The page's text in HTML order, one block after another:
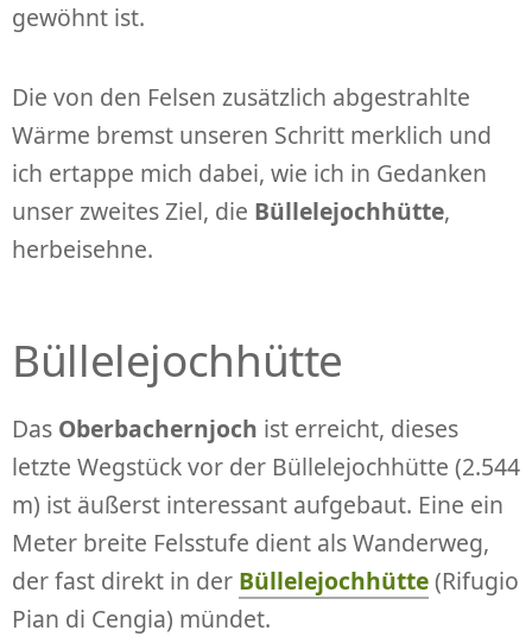
gewöhnt ist.
Die von den Felsen zusätzlich abgestrahlte
Wärme bremst unseren Schritt merklich und
ich ertappe mich dabei, wie ich in Gedanken
unser zweites Ziel, die Büllelejochhütte,
herbeisehne.
Büllelejochhütte
Das Oberbachernjoch ist erreicht, dieses
letzte Wegstück vor der Büllelejochhütte (2.544
m) ist äußerst interessant aufgebaut. Eine ein
Meter breite Felsstufe dient als Wanderweg,
der fast direkt in der Büllelejochhütte(Rifugio
Pian di Cengia) mündet.